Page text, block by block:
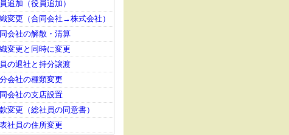
追加（役員追加）
変更（合同会社→株式会社）
会社の解散・清算
変更と同時に変更
の退社と持分譲渡
会社の種類変更
会社の支店設置
変更（総社員の同意書）
社員の住所変更